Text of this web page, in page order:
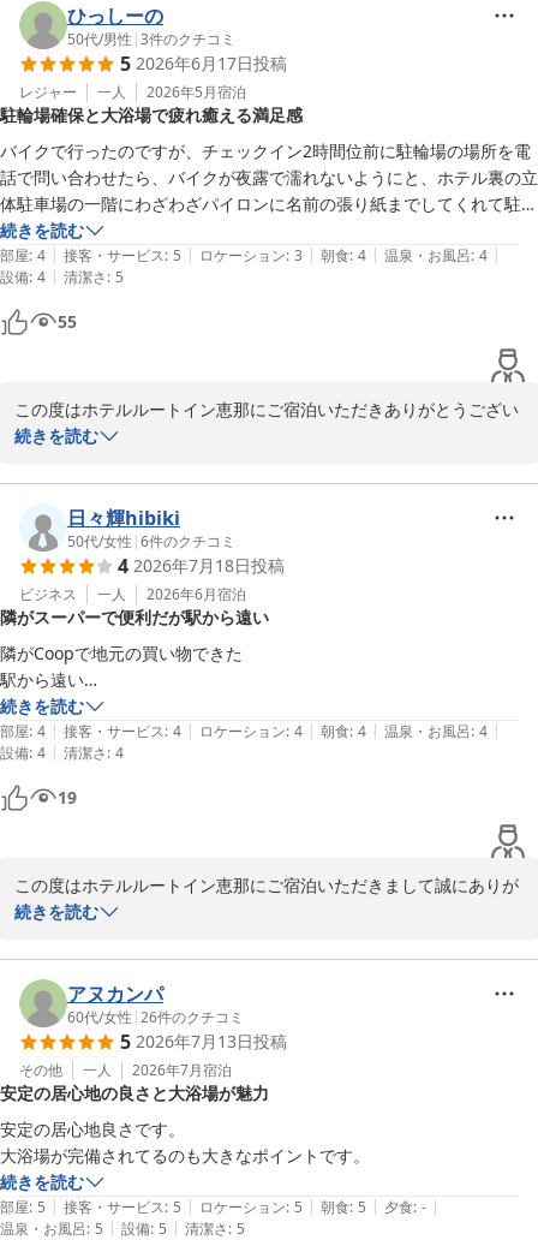
2026-07-12
ても自慢のひとつでございます。
また、お近くにお越しの際はぜひ美しい景色と美味しい朝食を楽し
みにいらしてください。
お客様のまたのお越しをスタッフ一同心よりお待ちしております。
フロント　山田
ホテルルートイン恵那
2026-07-28
ひっしーの
50代/男性 |3件のクチコミ
5 2026年6月17日投稿
レジャー 一人 2026年5月宿泊
駐輪場確保と大浴場で疲れ癒える満足感
バイクで行ったのですが、チェックイン2時間位前に駐輪場の場所を電
話で問い合わせたら、バイクが夜露で濡れないようにと、ホテル裏の立
体駐車場の一階にわざわざパイロンに名前の張り紙までしてくれて駐車
スペースを確保しておいてくれました。
本当にありがたかったです
大浴場で走り疲れた体も休まり今まで泊まったビジホで確実に上位の満
足感でした。
また岐阜方面に走りに行ったら日帰りコースでも一泊しに行こうと思い
続きを読む
部屋: 4 | 接客・サービス: 5 | ロケーション: 3 | 朝食: 4 | 温泉・お風呂: 4 |
設備: 4 | 清潔さ: 5
55
この度はホテルルートイン恵那にご宿泊いただきありがとうござい
ます。
めの言葉をいただき大変嬉しく存じます。
疲労回復効果のある人口温泉の大浴場も大変好評いただいておりま
す。
お客様のお声を励みにこれからもお客様にお喜びいただけるようサ
ービス向上に努めて参ります。
お客様のまたのご来館を心よりお待ち申し上げております。
ホテルルートイン恵那
ホテルルートイン恵那
2026-06-23
続きを読む
日々輝hibiki
50代/女性 |6件のクチコミ
4 2026年7月18日投稿
ビジネス 一人 2026年6月宿泊
隣がスーパーで便利だが駅から遠い
隣がCoopで地元の買い物できた
駅から遠い…
続きを読む
部屋: 4 | 接客・サービス: 4 | ロケーション: 4 | 朝食: 4 | 温泉・お風呂: 4 |
設備: 4 | 清潔さ: 4
19
この度はホテルルートイン恵那にご宿泊いただきまして誠にありが
とうございます。
だけたご様子で何よりでございます。一方で、駅から当ホテルまで
の距離に関しまして、ご不便をおかけしてしまい申し訳ございませ
ん。当ホテルはＪＲ中央本線　恵那駅より約１ｋｍ、徒歩で約１５
分の距離にございます。
今後もより一層快適にお過ごしいただけるようサービスの向上に努
めて参ります。
またのお越しをスタッフ一同心よりお待ちしております。
ホテルルートイン恵那 山田
ホテルルートイン恵那
続きを読む
アヌカンパ
60代/女性 |26件のクチコミ
5 2026年7月13日投稿
その他 一人 2026年7月宿泊
安定の居心地の良さと大浴場が魅力
安定の居心地良さです。
大浴場が完備されてるのも大きなポイントです。
続きを読む
部屋: 5 | 接客・サービス: 5 | ロケーション: 5 | 朝食: 5 | 夕食: - |
温泉・お風呂: 5 | 設備: 5 | 清潔さ: 5